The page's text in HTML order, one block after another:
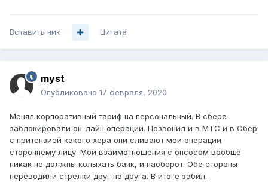
Вставить ник Цитата
myst
Опубликовано 17 февраля, 2020
Менял корпоративный тариф на персональный. В сбере
заблокировали он-лайн операции. Позвонил и в МТС и в Сбер
с притензией какого хера они сливают мои операции
стороннему лицу. Мои взаимотношения с опсосом вообще
никак не должны колыхать банк, и наоборот. Обе стороны
переводили стрелки друг на друга. В итоге забил.